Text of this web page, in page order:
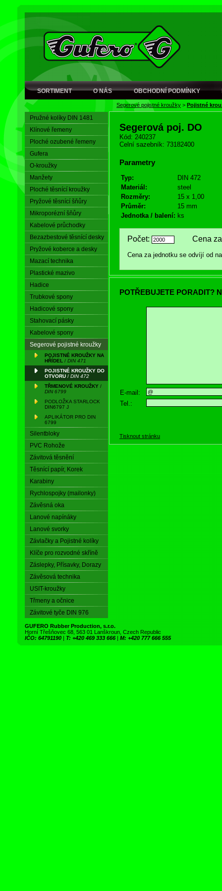
SORTIMENT O NÁS OBCHODNÍ PODMÍNKY
Segerové pojistné kroužky > Pojistné
Pružné kolíky DIN 1481
Klínové řemeny
Ploché ozubené řemeny
Gufera
O-kroužky
Manžety
Ploché těsnící kroužky
Pryžové těsnící šňůry
Mikroporézní šňůry
Kabelové průchodky
Bezazbestové těsnící desky
Pryžové koberce a desky
Mazací technika
Plastické mazivo
Hadice
Trubkové spony
Hadicové spony
Stahovací pásky
Kabelové spony
Segerové pojistné kroužky
POJISTNÉ KROUŽKY NA
HŘÍDEL / DIN 471
POJISTNÉ KROUŽKY DO
OTVORU / DIN 472
TŘMENOVÉ KROUŽKY /
DIN 6799
PODLOŽKA STARLOCK
DIN6797 J
APLIKÁTOR PRO DIN
6799
Silentbloky
PVC Rohože
Závitová těsnění
Těsnící papír, Korek
Karabiny
Rychlospojky (mailonky)
Závěsná oka
Lanové napínáky
Lanové svorky
Závlačky a Pojistné kolíky
Klíče pro rozvodné skříně
Záslepky, Přísavky, Dorazy
Závěsová technika
USIT-kroužky
Třmeny a očnice
Závitové tyče DIN 976
Segerová poj. DO
Kód: 240237
Celní sazebník: 73182400
Parametry
Typ:
DIN 472
Materiál:
steel
Rozměry:
15 x 1,00
Průměr:
15 mm
Jednotka / balení: ks
Počet: Cena za
Cena za jednotku se odvíjí od
POTŘEBUJETE PORADIT?
E-mail:
Tel.:
Tisknout stránku
GUFERO Rubber Production, s.r.o.
Horní Třešňovec 68, 563 01 Lanškroun, Czech Republic
IČO: 64791190 | T: +420 469 333 666 | M: +420 777 666 555